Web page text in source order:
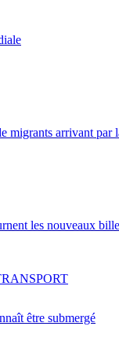
migrants arrivant par
les nouveaux
être submergé